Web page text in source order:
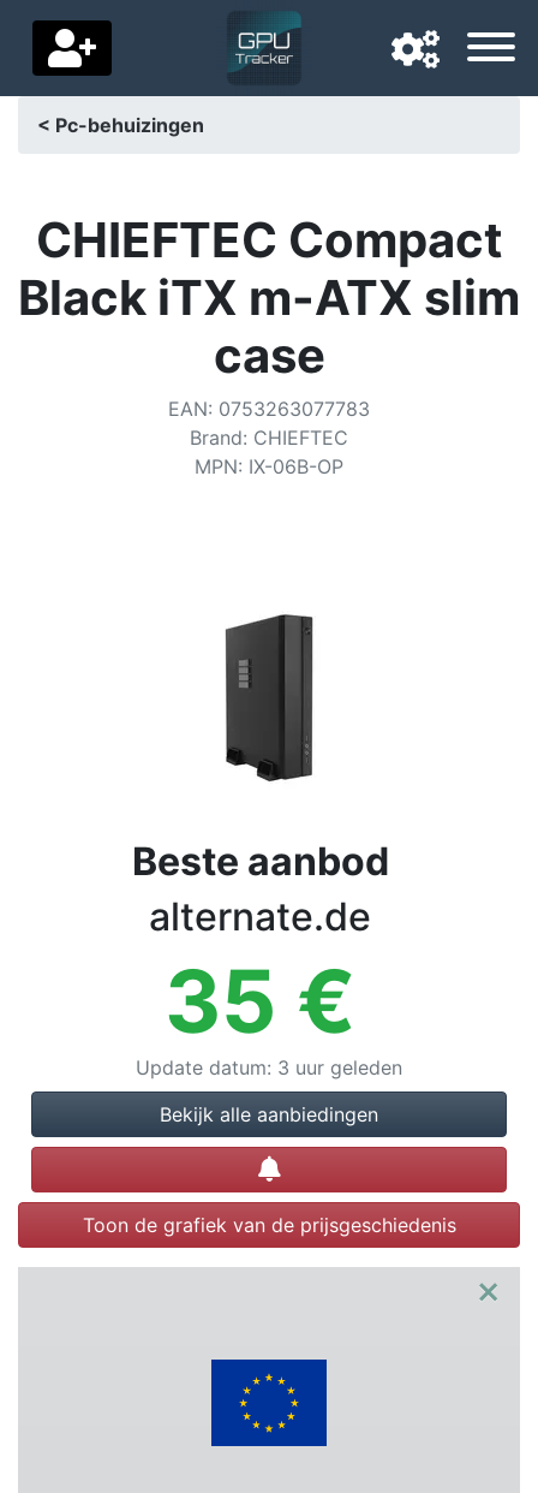
Favoriete bezorgland
Startpagina
< Pc-behuizingen
CHIEFTEC Compact
Black iTX m-ATX slim
case
EAN: 0753263077783
Brand: CHIEFTEC
MPN: IX-06B-OP
Beste aanbod
alternate.de
35 €
Update datum: 3 uur geleden
Bekijk alle aanbiedingen
Prijsalert instellen
Toon de grafiek van de prijsgeschiedenis
×